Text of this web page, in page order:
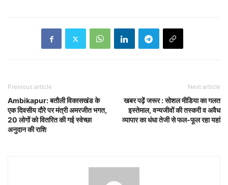
Previous article
Ambikapur: बतौली विकासखंड के
एक दिवसीय दौरे पर मंत्री अमरजीत भगत,
20 लोगों को वितरित की गई स्वेच्छा
अनुदान की राशि
Next article
खबर पढ़ें जरूर : सोशल मीडिया का गलत
इस्तेमाल, वन्यजीवों की तस्करी व अवैध
व्यापार का धंधा तेजी से फल-फूल रहा यहां